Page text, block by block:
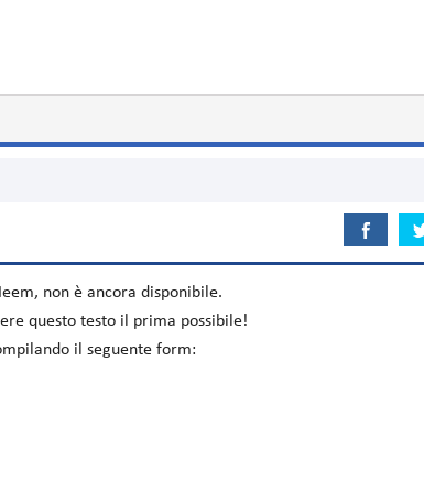
, non è ancora disponibile.
questo testo il prima possibile!
il seguente form: